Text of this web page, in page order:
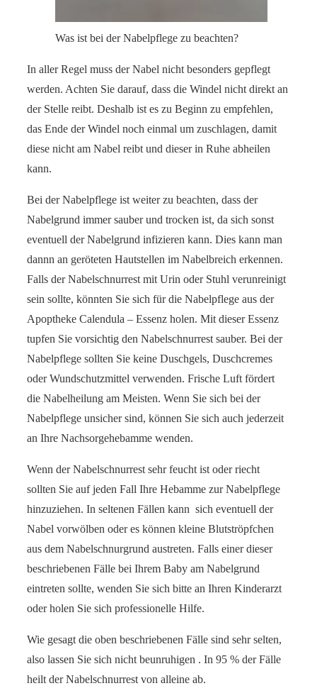
Was ist bei der Nabelpflege zu beachten?
In aller Regel muss der Nabel nicht besonders gepflegt
werden. Achten Sie darauf, dass die Windel nicht direkt an
der Stelle reibt. Deshalb ist es zu Beginn zu empfehlen,
das Ende der Windel noch einmal um zuschlagen, damit
diese nicht am Nabel reibt und dieser in Ruhe abheilen
kann.
Bei der Nabelpflege ist weiter zu beachten, dass der
Nabelgrund immer sauber und trocken ist, da sich sonst
eventuell der Nabelgrund infizieren kann. Dies kann man
dannn an geröteten Hautstellen im Nabelbreich erkennen.
Falls der Nabelschnurrest mit Urin oder Stuhl verunreinigt
sein sollte, könnten Sie sich für die Nabelpflege aus der
Apoptheke Calendula – Essenz holen. Mit dieser Essenz
tupfen Sie vorsichtig den Nabelschnurrest sauber. Bei der
Nabelpflege sollten Sie keine Duschgels, Duschcremes
oder Wundschutzmittel verwenden. Frische Luft fördert
die Nabelheilung am Meisten. Wenn Sie sich bei der
Nabelpflege unsicher sind, können Sie sich auch jederzeit
an Ihre Nachsorgehebamme wenden.
Wenn der Nabelschnurrest sehr feucht ist oder riecht
sollten Sie auf jeden Fall Ihre Hebamme zur Nabelpflege
hinzuziehen. In seltenen Fällen kann sich eventuell der
Nabel vorwölben oder es können kleine Blutströpfchen
aus dem Nabelschnurgrund austreten. Falls einer dieser
beschriebenen Fälle bei Ihrem Baby am Nabelgrund
eintreten sollte, wenden Sie sich bitte an Ihren Kinderarzt
oder holen Sie sich professionelle Hilfe.
Wie gesagt die oben beschriebenen Fälle sind sehr selten,
also lassen Sie sich nicht beunruhigen . In 95 % der Fälle
heilt der Nabelschnurrest von alleine ab.